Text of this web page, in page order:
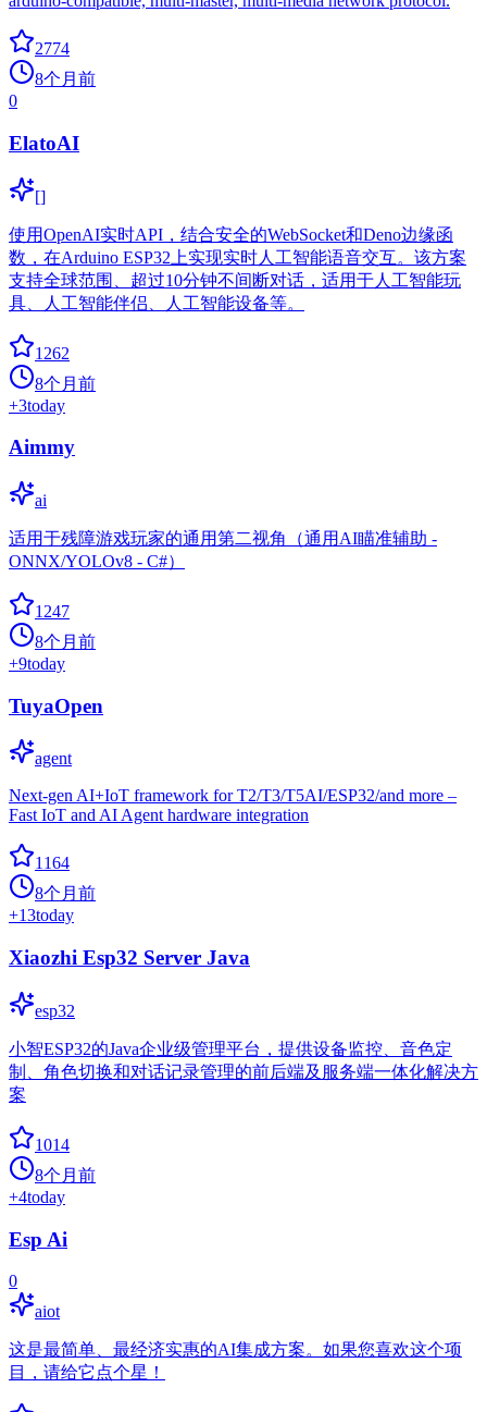
2774
8个月前
0
ElatoAI
[]
使用OpenAI实时API，结合安全的WebSocket和Deno边缘函
数，在Arduino ESP32上实现实时人工智能语音交互。该方案
支持全球范围、超过10分钟不间断对话，适用于人工智能玩
具、人工智能伴侣、人工智能设备等。
1262
8个月前
+3today
Aimmy
ai
适用于残障游戏玩家的通用第二视角（通用AI瞄准辅助 -
ONNX/YOLOv8 - C#）
1247
8个月前
+9today
TuyaOpen
agent
Next-gen AI+IoT framework for T2/T3/T5AI/ESP32/and more –
Fast IoT and AI Agent hardware integration
1164
8个月前
+13today
Xiaozhi Esp32 Server Java
esp32
小智ESP32的Java企业级管理平台，提供设备监控、音色定
制、角色切换和对话记录管理的前后端及服务端一体化解决方
案
1014
8个月前
+4today
Esp Ai
0
aiot
这是最简单、最经济实惠的AI集成方案。如果您喜欢这个项
目，请给它点个星！